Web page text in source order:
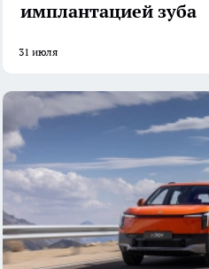
имплантацией зуба
31 июля